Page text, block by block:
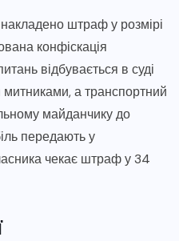
штраф у розмірі
конфіскація
відбувається в суді
а транспортний
майданчику до
передають у
чекає штраф у 34